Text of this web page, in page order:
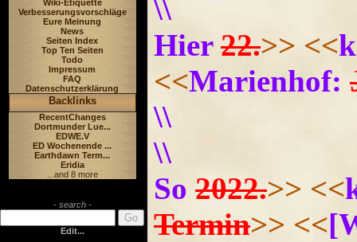
Wiki-Etiquette
Verbesserungsvorschläge
Eure Meinung
News
Seiten Index
Top Ten Seiten
Todo
Impressum
FAQ
Datenschutzerklärung
Backlinks
RecentChanges
Dortmunder Lue...
EDWE.V
ED Wochenende ...
Earthdawn Term...
Eridia
...and 8 more
- search -
Edit...
\\
Hier 22.>> <<
<<Marienhof:
\\
\\
So 2022.>> <<
Termin>> <<